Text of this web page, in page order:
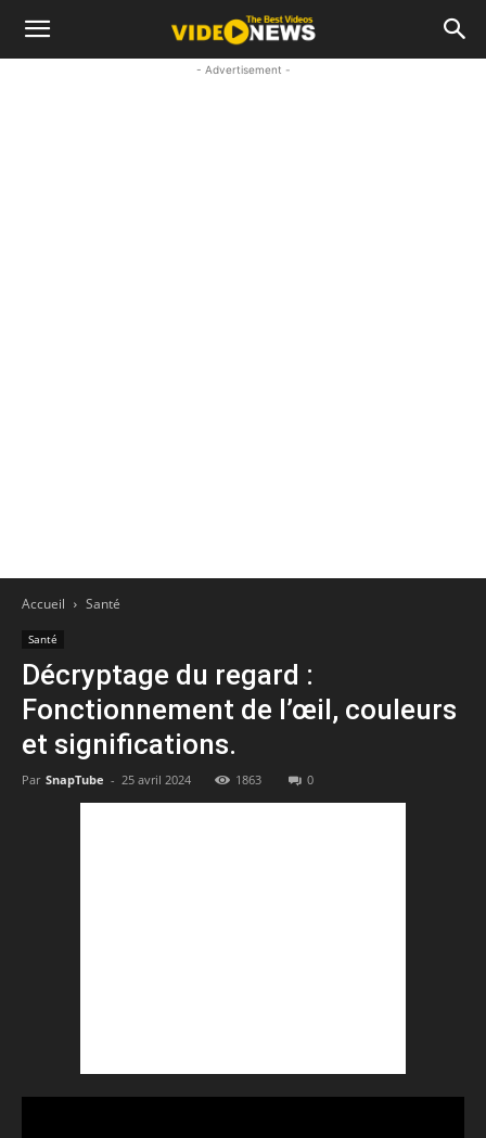
- Advertisement -
Accueil Santé
Santé
Décryptage du regard :
Fonctionnement de l’œil, couleurs
et significations.
Par SnapTube - 25 avril 2024 1863 0